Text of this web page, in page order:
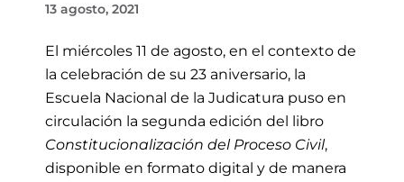
13 agosto, 2021
El miércoles 11 de agosto, en el contexto de
la celebración de su 23 aniversario, la
Escuela Nacional de la Judicatura puso en
circulación la segunda edición del libro
Constitucionalización del Proceso Civil,
disponible en formato digital y de manera